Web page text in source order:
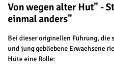
Von wegen alter Hut" -
einmal anders"
Bei dieser originellen Führung, die
und jung gebliebene Erwachsene
Hüte eine Rolle: